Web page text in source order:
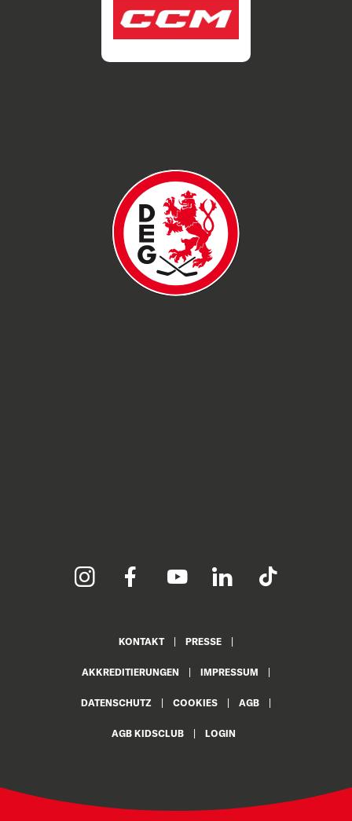
KONTAKT PRESSE
AKKREDITIERUNGEN IMPRESSUM
DATENSCHUTZ COOKIES AGB
AGB KIDSCLUB LOGIN